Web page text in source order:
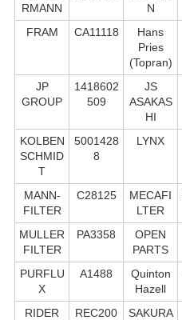
RMANN
N
FRAM CA11118
Hans
Pries
(Topran)
JP
GROUP
1418602
509
JS
ASAKAS
HI
KOLBEN
SCHMID
T
5001428
8
LYNX
MANN-
FILTER
C28125
MECAFI
LTER
MULLER
FILTER
PA3358
OPEN
PARTS
PURFLU
X
A1488
Quinton
Hazell
RIDER
REC200
SAKURA